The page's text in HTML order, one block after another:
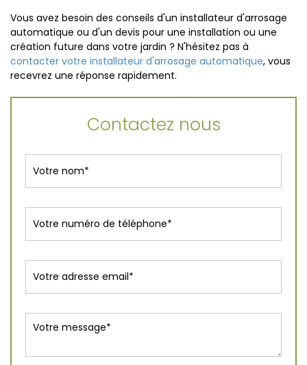
Vous avez besoin des conseils d'un installateur d'arrosage
automatique ou d'un devis pour une installation ou une
création future dans votre jardin ? N'hésitez pas à
contacter votre installateur d'arrosage automatique, vous
recevrez une réponse rapidement.
Contactez nous